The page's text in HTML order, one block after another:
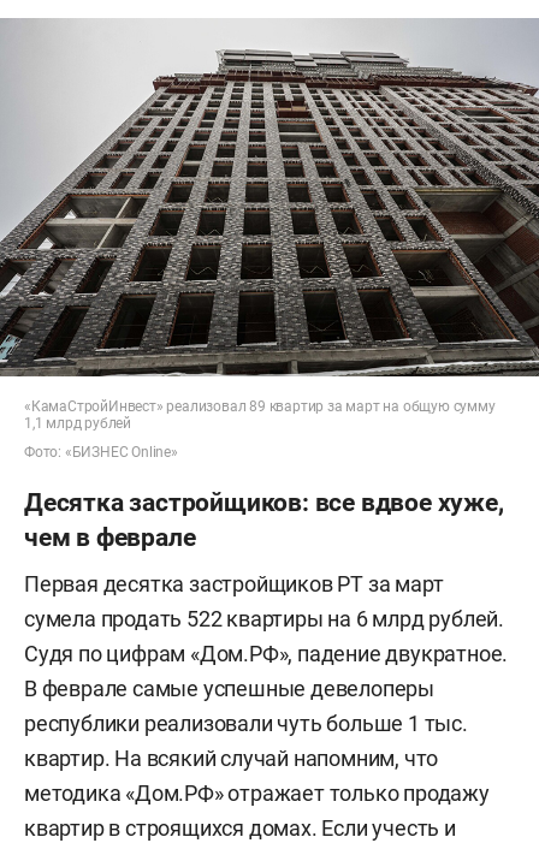
«КамаСтройИнвест» реализовал 89 квартир за март на общую сумму
1,1 млрд рублей
Фото: «БИЗНЕС Online»
Десятка застройщиков: все вдвое хуже,
чем в феврале
Первая десятка застройщиков РТ за март
сумела продать 522 квартиры на 6 млрд рублей.
Судя по цифрам «Дом.РФ», падение двукратное.
В феврале самые успешные девелоперы
республики реализовали чуть больше 1 тыс.
квартир. На всякий случай напомним, что
методика «Дом.РФ» отражает только продажу
квартир в строящихся домах. Если учесть и